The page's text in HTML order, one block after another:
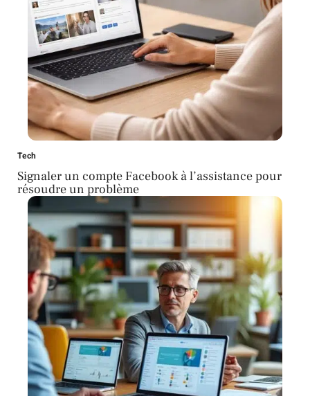
Tech
Signaler un compte Facebook à l’assistance pour
résoudre un problème